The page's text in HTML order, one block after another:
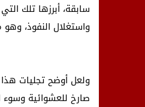
سابقة، أبرزها تلك
واستغلال النفوذ،
ولعل أوضح تجليات
صارخ للعشوائية